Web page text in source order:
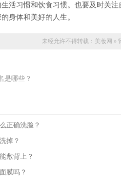
活习惯和饮食习惯。也要及时关
身体和美好的人生。
未经允许不得转载： 美妆网 »
是哪些？
正确洗脸？
掉？
敷背上？
膜吗？